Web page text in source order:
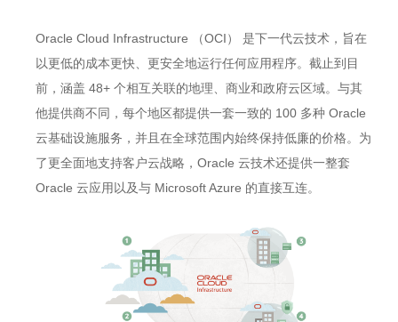
Oracle Cloud Infrastructure （OCI） 是下一代云技术，旨在
以更低的成本更快、更安全地运行任何应用程序。截止到目
前，涵盖 48+ 个相互关联的地理、商业和政府云区域。与其
他提供商不同，每个地区都提供一套一致的 100 多种 Oracle
云基础设施服务，并且在全球范围内始终保持低廉的价格。为
了更全面地支持客户云战略，Oracle 云技术还提供一整套
Oracle 云应用以及与 Microsoft Azure 的直接互连。